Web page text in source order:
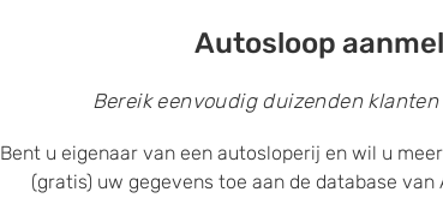
Autosloop
Bereik eenvoudig duizenden
Bent u eigenaar van een autosloperij en wil u
(gratis) uw gegevens toe aan de database